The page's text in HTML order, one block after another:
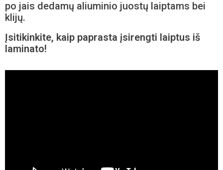
po jais dedamų aliuminio juostų laiptams bei
klijų.
Įsitikinkite, kaip paprasta įsirengti laiptus iš
laminato!